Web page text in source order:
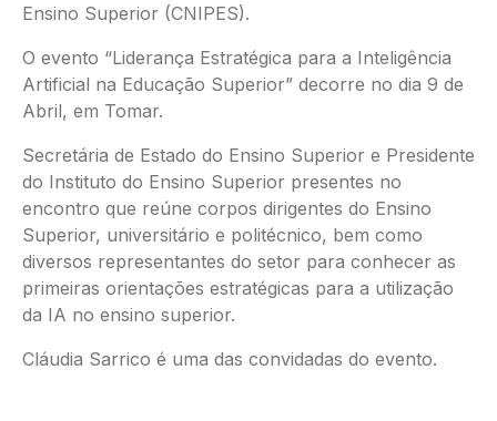
Ensino Superior (CNIPES).
O evento “Liderança Estratégica para a Inteligência
Artificial na Educação Superior” decorre no dia 9 de
Abril, em Tomar.
Secretária de Estado do Ensino Superior e Presidente
do Instituto do Ensino Superior presentes no
encontro que reúne corpos dirigentes do Ensino
Superior, universitário e politécnico, bem como
diversos representantes do setor para conhecer as
primeiras orientações estratégicas para a utilização
da IA no ensino superior.
Cláudia Sarrico é uma das convidadas do evento.